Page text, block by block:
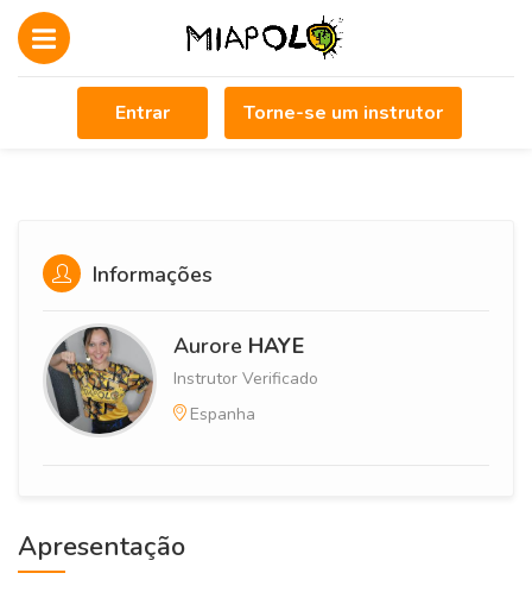
Entrar Torne-se um instrutor
Informações
Aurore HAYE
Instrutor Verificado
Espanha
Apresentação